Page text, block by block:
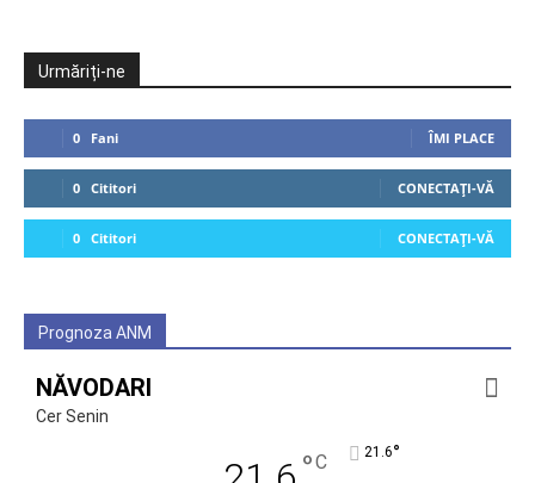
Urmăriți-ne
0 Fani ÎMI PLACE
0 Cititori CONECTAȚI-VĂ
0 Cititori CONECTAȚI-VĂ
Prognoza ANM
NĂVODARI
Cer Senin
°C 21.6°